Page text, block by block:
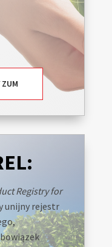
Registry for
unijny rejestr